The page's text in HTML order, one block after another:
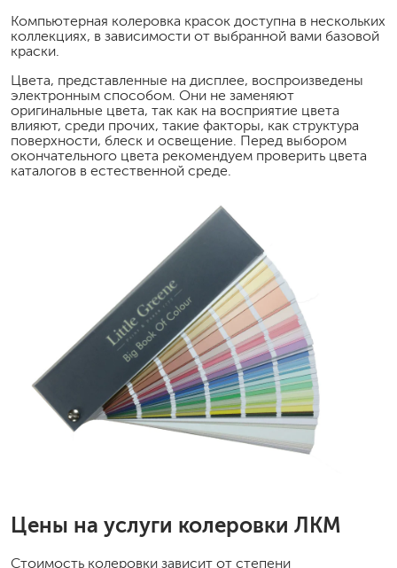
Компьютерная колеровка красок доступна в нескольких
коллекциях, в зависимости от выбранной вами базовой
краски.
Цвета, представленные на дисплее, воспроизведены
электронным способом. Они не заменяют
оригинальные цвета, так как на восприятие цвета
влияют, среди прочих, такие факторы, как структура
поверхности, блеск и освещение. Перед выбором
окончательного цвета рекомендуем проверить цвета
каталогов в естественной среде.
Цены на услуги колеровки ЛКМ
Стоимость колеровки зависит от степени